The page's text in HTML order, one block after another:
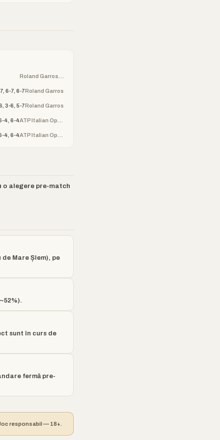
6-7, 6-7Roland Garros
3-6, 5-7Roland Garros
4, 6-4
4, 6-4
o alegere pre-match
Mare Șlem), pe
sunt în curs de
fermă pre-
responsabil — 18+.